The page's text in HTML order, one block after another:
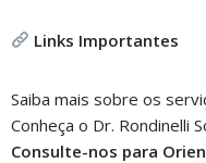
Links Importantes
Saiba mais sobre os
Conheça o Dr. Rondinelli
Consulte-nos para